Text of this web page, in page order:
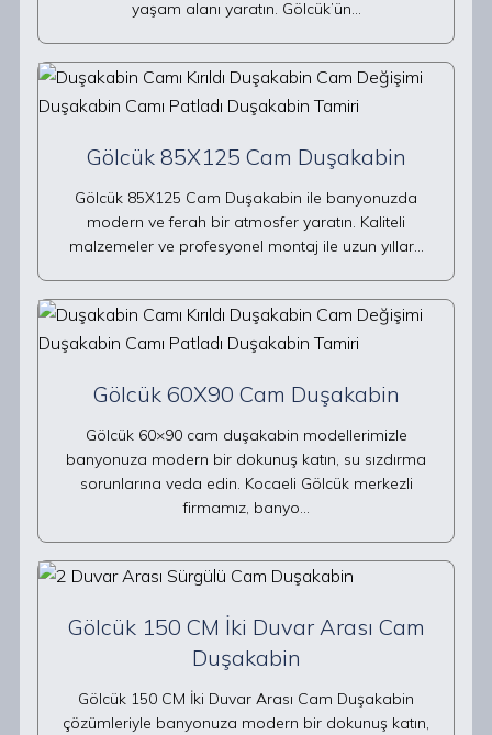
yaşam alanı yaratın. Gölcük’ün…
Gölcük 85X125 Cam Duşakabin
Gölcük 85X125 Cam Duşakabin ile banyonuzda
modern ve ferah bir atmosfer yaratın. Kaliteli
malzemeler ve profesyonel montaj ile uzun yıllar…
Gölcük 60X90 Cam Duşakabin
Gölcük 60×90 cam duşakabin modellerimizle
banyonuza modern bir dokunuş katın, su sızdırma
sorunlarına veda edin. Kocaeli Gölcük merkezli
firmamız, banyo…
Gölcük 150 CM İki Duvar Arası Cam
Duşakabin
Gölcük 150 CM İki Duvar Arası Cam Duşakabin
çözümleriyle banyonuza modern bir dokunuş katın,